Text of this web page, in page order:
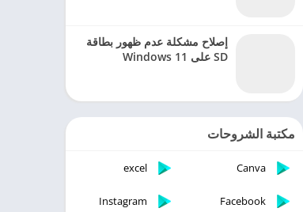
إصلاح مشكلة عدم ظهور بطاقة
SD على Windows 11
مكتبة الشروحات
Canva
excel
Facebook
Instagram